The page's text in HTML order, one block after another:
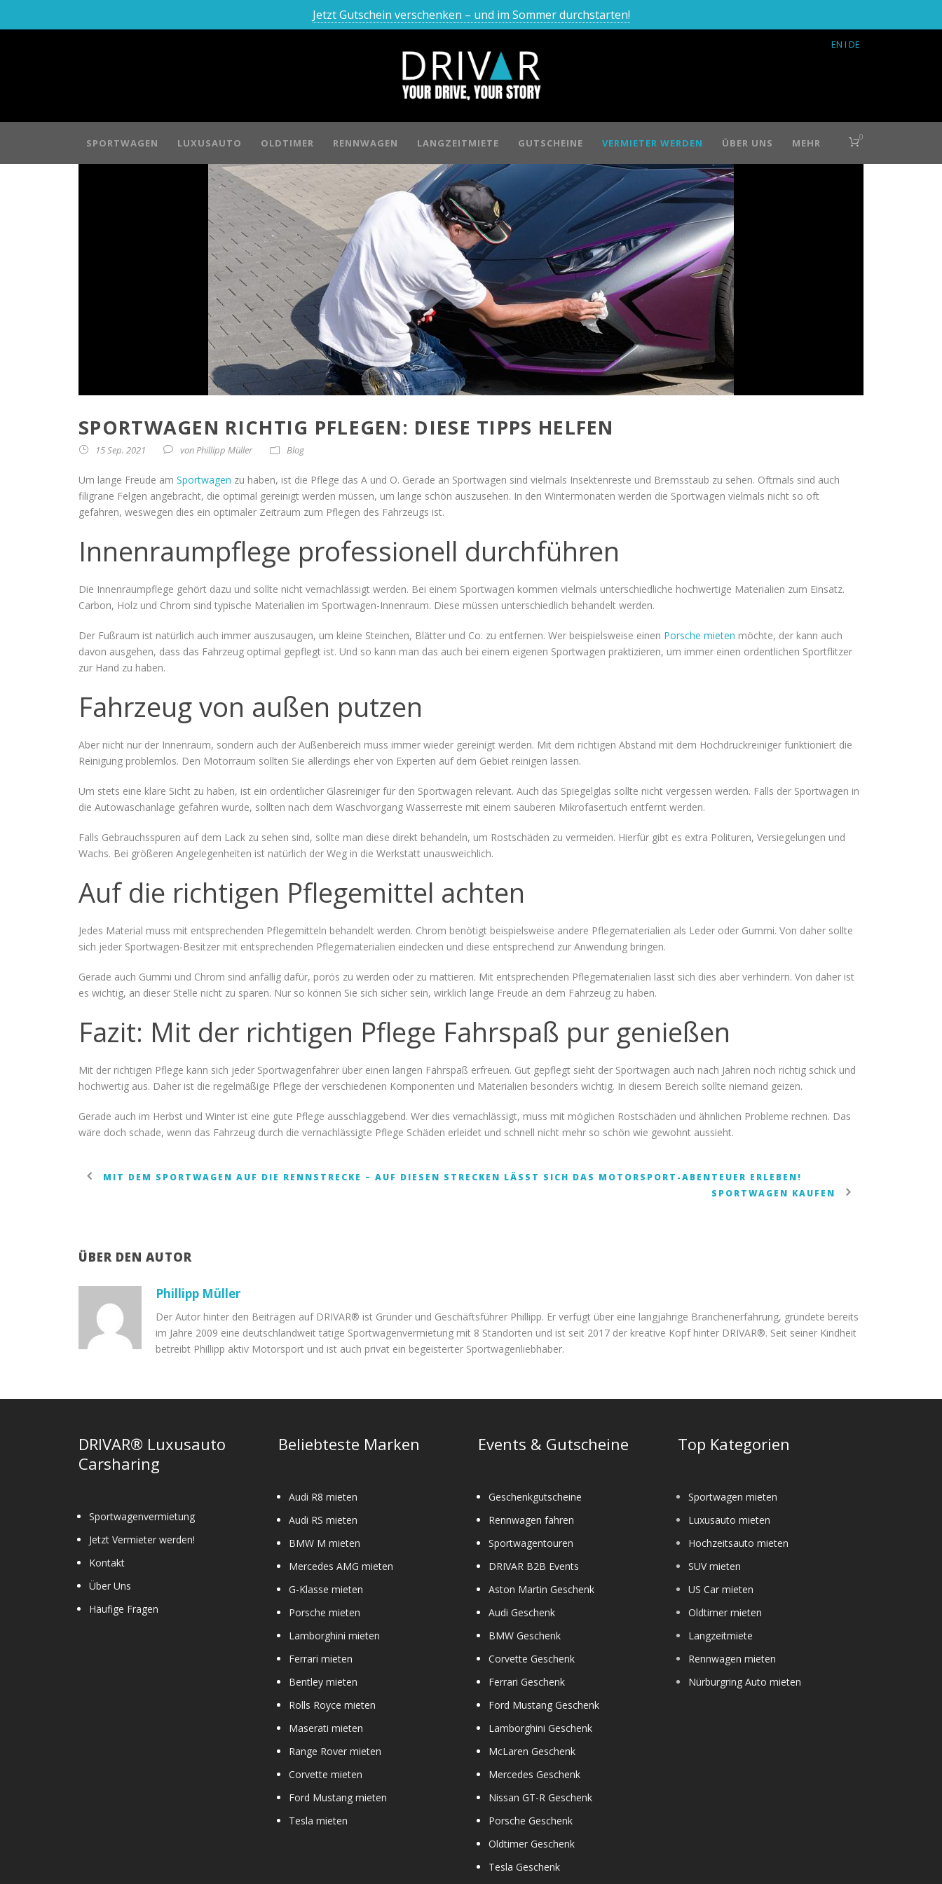
Jetzt Gutschein verschenken – und im Sommer durchstarten!
EN I DE
SPORTWAGEN LUXUSAUTO OLDTIMER RENNWAGEN LANGZEITMIETE GUTSCHEINE VERMIETER WERDEN ÜBER UNS MEHR 0
SPORTWAGEN RICHTIG PFLEGEN: DIESE TIPPS HELFEN
15 Sep. 2021 vonPhillipp Müller Blog
Um lange Freude am Sportwagen zu haben, ist die Pflege das A und O. Gerade an Sportwagen sind vielmals Insektenreste und Bremsstaub zu sehen. Oftmals sind auch
filigrane Felgen angebracht, die optimal gereinigt werden müssen, um lange schön auszusehen. In den Wintermonaten werden die Sportwagen vielmals nicht so oft
gefahren, weswegen dies ein optimaler Zeitraum zum Pflegen des Fahrzeugs ist.
Innenraumpflege professionell durchführen
Die Innenraumpflege gehört dazu und sollte nicht vernachlässigt werden. Bei einem Sportwagen kommen vielmals unterschiedliche hochwertige Materialien zum Einsatz.
Carbon, Holz und Chrom sind typische Materialien im Sportwagen-Innenraum. Diese müssen unterschiedlich behandelt werden.
Der Fußraum ist natürlich auch immer auszusaugen, um kleine Steinchen, Blätter und Co. zu entfernen. Wer beispielsweise einen Porsche mieten möchte, der kann auch
davon ausgehen, dass das Fahrzeug optimal gepflegt ist. Und so kann man das auch bei einem eigenen Sportwagen praktizieren, um immer einen ordentlichen Sportflitzer
zur Hand zu haben.
Fahrzeug von außen putzen
Aber nicht nur der Innenraum, sondern auch der Außenbereich muss immer wieder gereinigt werden. Mit dem richtigen Abstand mit dem Hochdruckreiniger funktioniert die
Reinigung problemlos. Den Motorraum sollten Sie allerdings eher von Experten auf dem Gebiet reinigen lassen.
Um stets eine klare Sicht zu haben, ist ein ordentlicher Glasreiniger für den Sportwagen relevant. Auch das Spiegelglas sollte nicht vergessen werden. Falls der Sportwagen in
die Autowaschanlage gefahren wurde, sollten nach dem Waschvorgang Wasserreste mit einem sauberen Mikrofasertuch entfernt werden.
Falls Gebrauchsspuren auf dem Lack zu sehen sind, sollte man diese direkt behandeln, um Rostschäden zu vermeiden. Hierfür gibt es extra Polituren, Versiegelungen und
Wachs. Bei größeren Angelegenheiten ist natürlich der Weg in die Werkstatt unausweichlich.
Auf die richtigen Pflegemittel achten
Jedes Material muss mit entsprechenden Pflegemitteln behandelt werden. Chrom benötigt beispielsweise andere Pflegematerialien als Leder oder Gummi. Von daher sollte
sich jeder Sportwagen-Besitzer mit entsprechenden Pflegematerialien eindecken und diese entsprechend zur Anwendung bringen.
Gerade auch Gummi und Chrom sind anfällig dafür, porös zu werden oder zu mattieren. Mit entsprechenden Pflegematerialien lässt sich dies aber verhindern. Von daher ist
es wichtig, an dieser Stelle nicht zu sparen. Nur so können Sie sich sicher sein, wirklich lange Freude an dem Fahrzeug zu haben.
Fazit: Mit der richtigen Pflege Fahrspaß pur genießen
Mit der richtigen Pflege kann sich jeder Sportwagenfahrer über einen langen Fahrspaß erfreuen. Gut gepflegt sieht der Sportwagen auch nach Jahren noch richtig schick und
hochwertig aus. Daher ist die regelmäßige Pflege der verschiedenen Komponenten und Materialien besonders wichtig. In diesem Bereich sollte niemand geizen.
Gerade auch im Herbst und Winter ist eine gute Pflege ausschlaggebend. Wer dies vernachlässigt, muss mit möglichen Rostschäden und ähnlichen Probleme rechnen. Das
wäre doch schade, wenn das Fahrzeug durch die vernachlässigte Pflege Schäden erleidet und schnell nicht mehr so schön wie gewohnt aussieht.
MIT DEM SPORTWAGEN AUF DIE RENNSTRECKE – AUF DIESEN STRECKEN LÄSST SICH DAS MOTORSPORT-ABENTEUER ERLEBEN!
SPORTWAGEN KAUFEN
ÜBER DEN AUTOR
Phillipp Müller
Der Autor hinter den Beiträgen auf DRIVAR® ist Gründer und Geschäftsführer Phillipp. Er verfügt über eine langjährige Branchenerfahrung, gründete bereits
im Jahre 2009 eine deutschlandweit tätige Sportwagenvermietung mit 8 Standorten und ist seit 2017 der kreative Kopf hinter DRIVAR®. Seit seiner Kindheit
betreibt Phillipp aktiv Motorsport und ist auch privat ein begeisterter Sportwagenliebhaber.
DRIVAR® Luxusauto
Carsharing
Sportwagenvermietung
Jetzt Vermieter werden!
Kontakt
Über Uns
Häufige Fragen
Beliebteste Marken
Audi R8 mieten
Audi RS mieten
BMW M mieten
Mercedes AMG mieten
G-Klasse mieten
Porsche mieten
Lamborghini mieten
Ferrari mieten
Bentley mieten
Rolls Royce mieten
Maserati mieten
Range Rover mieten
Corvette mieten
Ford Mustang mieten
Tesla mieten
Events & Gutscheine
Geschenkgutscheine
Rennwagen fahren
Sportwagentouren
DRIVAR B2B Events
Aston Martin Geschenk
Audi Geschenk
BMW Geschenk
Corvette Geschenk
Ferrari Geschenk
Ford Mustang Geschenk
Lamborghini Geschenk
McLaren Geschenk
Mercedes Geschenk
Nissan GT-R Geschenk
Porsche Geschenk
Oldtimer Geschenk
Tesla Geschenk
Top Kategorien
Sportwagen mieten
Luxusauto mieten
Hochzeitsauto mieten
SUV mieten
US Car mieten
Oldtimer mieten
Langzeitmiete
Rennwagen mieten
Nürburgring Auto mieten